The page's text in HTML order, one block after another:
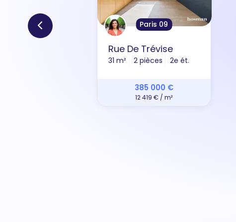
Paris 09
Rue De Trévise
31 m² 2 pièces 2e ét.
385 000 €
12 419 € / m²